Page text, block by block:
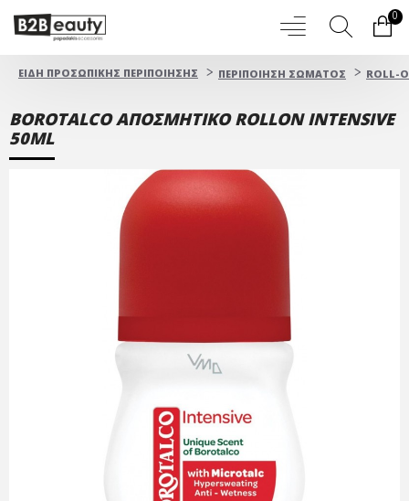
0
ΕΙΔΗ ΠΡΟΣΩΠΙΚΗΣ ΠΕΡΙΠΟΙΗΣΗΣ ΠΕΡΙΠΟΙΗΣΗ ΣΩΜΑΤΟΣ ROLL-
BOROTALCO ΑΠΟΣΜΗΤΙΚΟ ROLLON INTENSIVE
50ML